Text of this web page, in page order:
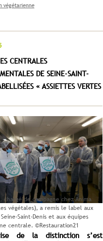
végétarienne
CENTRALES
DE SEINE-SAINT-
« ASSIETTES VERTES
chargé de campagne chez Anima
végétales), a remis le label aux
Saint-Denis et aux équipes
centrale. ©Restauration21
de la distinction s’est